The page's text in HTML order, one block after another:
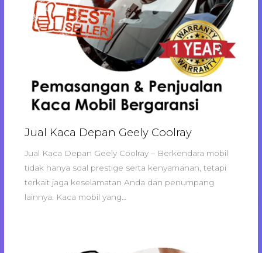
Jual Kaca Depan Geely Coolray
Jual Kaca Depan Geely Coolray – Berkendara mobil
tidak hanya soal prestige serta kenyamanan, tetapi
terkait jaga keselamatan Anda dan penumpang
lainnya. Kaca mobil yang…